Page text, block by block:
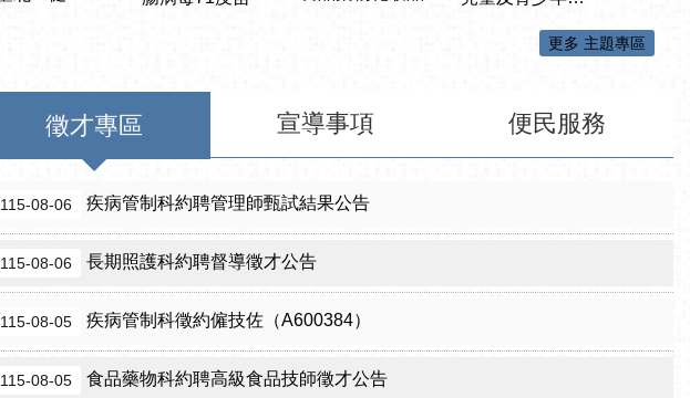
更多 主題專區
徵才專區 宣導事項 便民服務
115-08-06 疾病管制科約聘管理師甄試結果公告
115-08-06 長期照護科約聘督導徵才公告
115-08-05 疾病管制科徵約僱技佐（A600384）
115-08-05 食品藥物科約聘高級食品技師徵才公告